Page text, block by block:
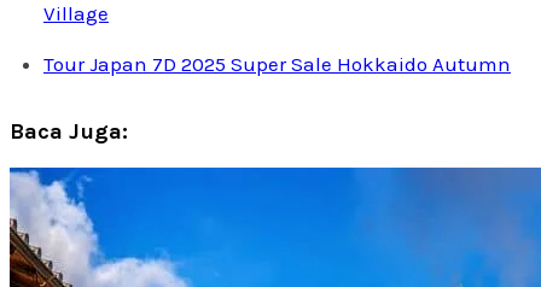
Village
Tour Japan 7D 2025 Super Sale Hokkaido Autumn
Baca Juga: